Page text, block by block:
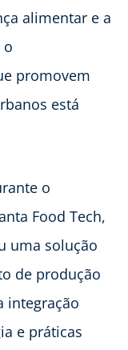
alimentar e a
o
promovem
está
o
Food Tech,
uma solução
de produção
integração
e práticas